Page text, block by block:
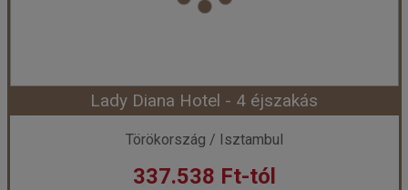
Lady Diana Hotel - 4 éjszakás
Törökország / Isztambul
337.538 Ft-tól